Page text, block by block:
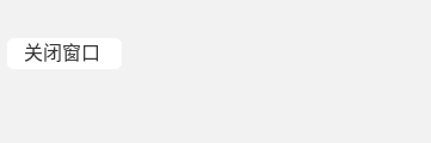
关闭窗口